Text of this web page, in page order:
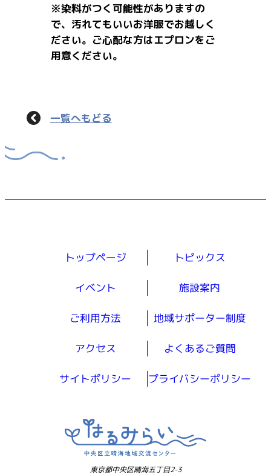
※染料がつく可能性がありますの
で、汚れてもいいお洋服でお越しく
ださい。ご心配な方はエプロンをご
用意ください。
一覧へもどる
トップページ トピックス
イベント 施設案内
ご利用方法 地域サポーター制度
アクセス よくあるご質問
サイトポリシー プライバシーポリシー
東京都中央区晴海五丁目2-3